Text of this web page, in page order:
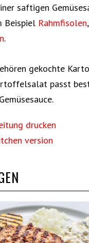
saftigen
Beispiel Rahmfisolen,
.
gekochte
passt
drucken
version